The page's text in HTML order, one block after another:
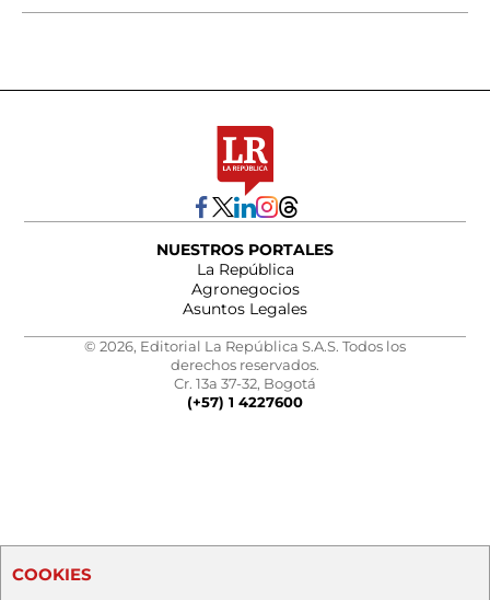
NUESTROS PORTALES
La República
Agronegocios
Asuntos Legales
© 2026, Editorial La República S.A.S. Todos los
derechos reservados.
Cr. 13a 37-32, Bogotá
(+57) 1 4227600
COOKIES